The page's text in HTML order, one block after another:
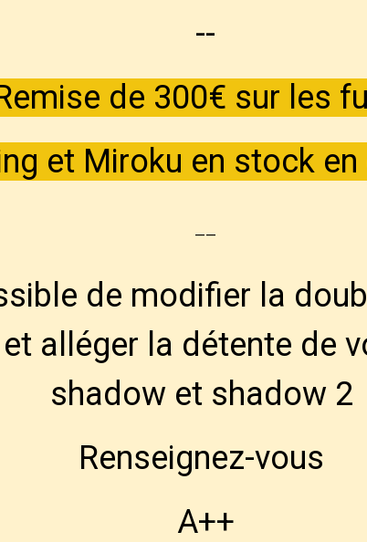
--
de 300€ sur les
et Miroku en stock
--
de modifier la
alléger la détente de
shadow et shadow 2
Renseignez-vous
A++